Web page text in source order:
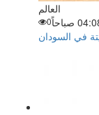
العالم
0
في السودان